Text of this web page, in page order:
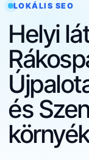
LOKÁLIS SEO
Helyi
és